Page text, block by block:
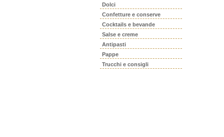
Dolci
Confetture e conserve
Cocktails e bevande
Salse e creme
Antipasti
Pappe
Trucchi e consigli